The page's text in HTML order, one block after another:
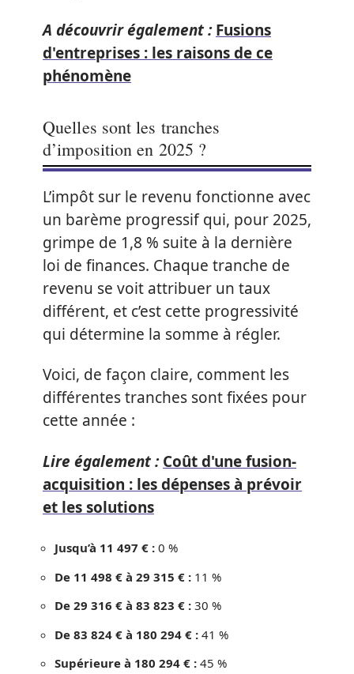
A découvrir également : Fusions
d'entreprises : les raisons de ce
phénomène
Quelles sont les tranches
d’imposition en 2025 ?
L’impôt sur le revenu fonctionne avec
un barème progressif qui, pour 2025,
grimpe de 1,8 % suite à la dernière
loi de finances. Chaque tranche de
revenu se voit attribuer un taux
différent, et c’est cette progressivité
qui détermine la somme à régler.
Voici, de façon claire, comment les
différentes tranches sont fixées pour
cette année :
Lire également : Coût d'une fusion-
acquisition : les dépenses à prévoir
et les solutions
Jusqu’à 11 497 € : 0 %
De 11 498 € à 29 315 € : 11 %
De 29 316 € à 83 823 € : 30 %
De 83 824 € à 180 294 € : 41 %
Supérieure à 180 294 € : 45 %